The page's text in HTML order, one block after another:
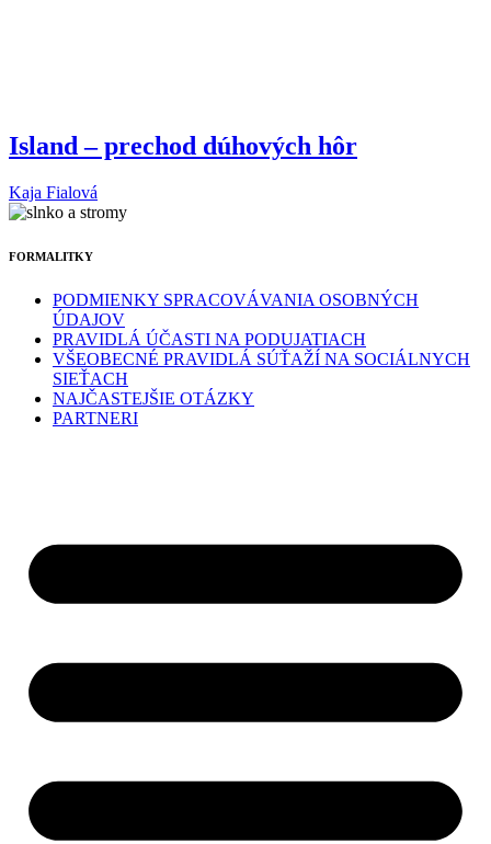
Island – prechod dúhových hôr
Kaja Fialová
FORMALITKY
PODMIENKY SPRACOVÁVANIA OSOBNÝCH
ÚDAJOV
PRAVIDLÁ ÚČASTI NA PODUJATIACH
VŠEOBECNÉ PRAVIDLÁ SÚŤAŽÍ NA SOCIÁLNYCH
SIEŤACH
NAJČASTEJŠIE OTÁZKY
PARTNERI